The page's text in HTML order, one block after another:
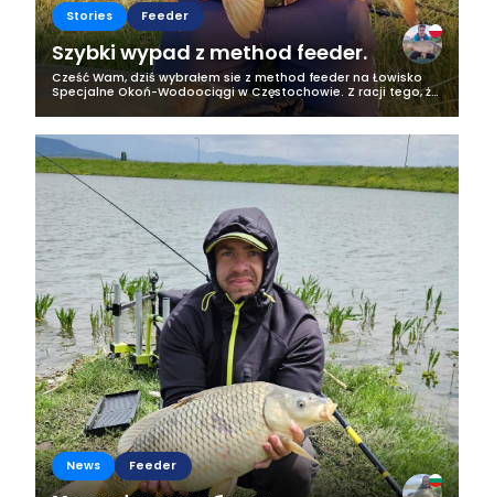
Stories Feeder
Szybki wypad z method feeder.
Cześć Wam, dziś wybrałem sie z method feeder na Łowisko
Specjalne Okoń-Wodoociągi w Częstochowie. Z racji tego, że
rozpocząłem przygotowania do zawodów, które odbędą się
niebawem zdecydowałem...
News Feeder